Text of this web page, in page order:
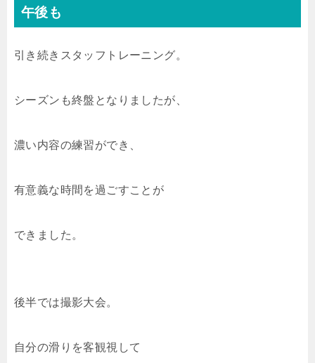
午後も
引き続きスタッフトレーニング。
シーズンも終盤となりましたが、
濃い内容の練習ができ、
有意義な時間を過ごすことが
できました。
後半では撮影大会。
自分の滑りを客観視して